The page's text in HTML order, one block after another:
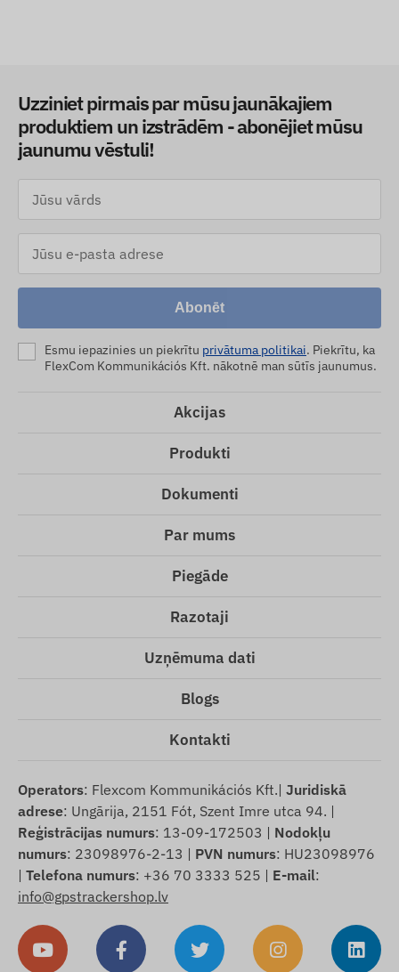
Uzziniet pirmais par mūsu jaunākajiem
produktiem un izstrādēm - abonējiet mūsu
jaunumu vēstuli!
Abonēt
Esmu iepazinies un piekrītu privātuma politikai. Piekrītu, ka
FlexCom Kommunikációs Kft. nākotnē man sūtīs jaunumus.
Akcijas
Produkti
Dokumenti
Par mums
Piegāde
Razotaji
Uzņēmuma dati
Blogs
Kontakti
Operators: Flexcom Kommunikációs Kft.| Juridiskā
adrese: Ungārija, 2151 Fót, Szent Imre utca 94. |
Reģistrācijas numurs: 13-09-172503 | Nodokļu
numurs: 23098976-2-13 | PVN numurs: HU23098976
| Telefona numurs: +36 70 3333 525 | E-mail:
info@gpstrackershop.lv